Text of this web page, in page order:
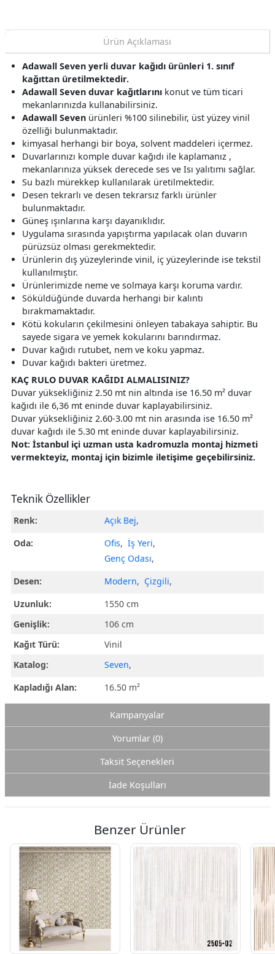
Ürün Açıklaması
Adawall Seven yerli duvar kağıdı ürünleri 1. sınıf
kağıttan üretilmektedir.
Adawall Seven duvar kağıtlarını konut ve tüm ticari
mekanlarınızda kullanabilirsiniz.
Adawall Seven ürünleri %100 silinebilir, üst yüzey vinil
özelliği bulunmaktadır.
kimyasal herhangi bir boya, solvent maddeleri içermez.
Duvarlarınızı komple duvar kağıdı ile kaplamanız ,
mekanlarınıza yüksek derecede ses ve Isı yalıtımı sağlar.
Su bazlı mürekkep kullanılarak üretilmektedir.
Desen tekrarlı ve desen tekrarsız farklı ürünler
bulunmaktadır.
Güneş ışınlarına karşı dayanıklıdır.
Uygulama sırasında yapıştırma yapılacak olan duvarın
pürüzsüz olması gerekmektedir.
Ürünlerin dış yüzeylerinde vinil, iç yüzeylerinde ise tekstil
kullanılmıştır.
Ürünlerimizde neme ve solmaya karşı koruma vardır.
Söküldüğünde duvarda herhangi bir kalıntı
bırakmamaktadır.
Kötü kokuların çekilmesini önleyen tabakaya sahiptir. Bu
sayede sigara ve yemek kokularını barındırmaz.
Duvar kağıdı rutubet, nem ve koku yapmaz.
Duvar kağıdı bakteri üretmez.
KAÇ RULO DUVAR KAĞIDI ALMALISINIZ?
Duvar yüksekliğiniz 2.50 mt nin altında ise 16.50 m² duvar
kağıdı ile 6,36 mt eninde duvar kaplayabilirsiniz.
Duvar yüksekliğiniz 2.60-3.00 mt nin arasında ise 16.50 m²
duvar kağıdı ile 5.30 mt eninde duvar kaplayabilirsiniz.
Not: İstanbul içi uzman usta kadromuzla montaj hizmeti
vermekteyiz, montaj için bizimle iletişime geçebilirsiniz.
Teknik Özellikler
Renk: Açık Bej,
Oda:
Ofis, İş Yeri,
Genç Odası,
Desen:
Modern, Çizgili,
Uzunluk:
1550 cm
Genişlik:
106 cm
Kağıt Türü:
Vinil
Katalog:
Seven,
Kapladığı Alan:
16.50 m²
Kampanyalar
Yorumlar (0)
Taksit Seçenekleri
İade Koşulları
Benzer Ürünler